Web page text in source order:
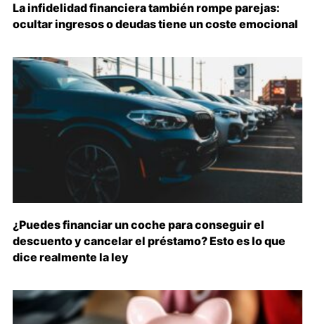
La infidelidad financiera también rompe parejas:
ocultar ingresos o deudas tiene un coste emocional
¿Puedes financiar un coche para conseguir el
descuento y cancelar el préstamo? Esto es lo que
dice realmente la ley